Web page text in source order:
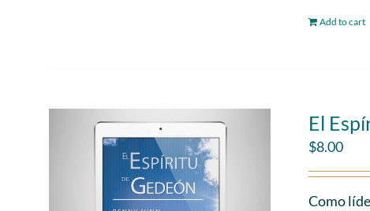
Add to cart
El
$8.00
Como